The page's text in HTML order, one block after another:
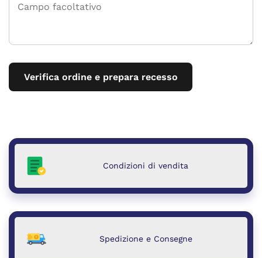
Verifica ordine e prepara recesso
Condizioni di vendita
Spedizione e Consegne